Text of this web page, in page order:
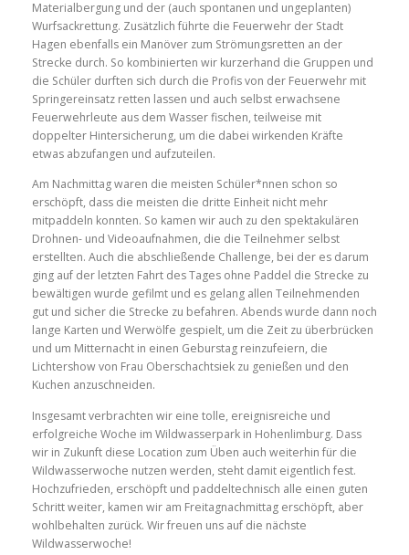
Materialbergung und der (auch spontanen und ungeplanten)
Wurfsackrettung. Zusätzlich führte die Feuerwehr der Stadt
Hagen ebenfalls ein Manöver zum Strömungsretten an der
Strecke durch. So kombinierten wir kurzerhand die Gruppen und
die Schüler durften sich durch die Profis von der Feuerwehr mit
Springereinsatz retten lassen und auch selbst erwachsene
Feuerwehrleute aus dem Wasser fischen, teilweise mit
doppelter Hintersicherung, um die dabei wirkenden Kräfte
etwas abzufangen und aufzuteilen.
Am Nachmittag waren die meisten Schüler*nnen schon so
erschöpft, dass die meisten die dritte Einheit nicht mehr
mitpaddeln konnten. So kamen wir auch zu den spektakulären
Drohnen- und Videoaufnahmen, die die Teilnehmer selbst
erstellten. Auch die abschließende Challenge, bei der es darum
ging auf der letzten Fahrt des Tages ohne Paddel die Strecke zu
bewältigen wurde gefilmt und es gelang allen Teilnehmenden
gut und sicher die Strecke zu befahren. Abends wurde dann noch
lange Karten und Werwölfe gespielt, um die Zeit zu überbrücken
und um Mitternacht in einen Geburstag reinzufeiern, die
Lichtershow von Frau Oberschachtsiek zu genießen und den
Kuchen anzuschneiden.
Insgesamt verbrachten wir eine tolle, ereignisreiche und
erfolgreiche Woche im Wildwasserpark in Hohenlimburg. Dass
wir in Zukunft diese Location zum Üben auch weiterhin für die
Wildwasserwoche nutzen werden, steht damit eigentlich fest.
Hochzufrieden, erschöpft und paddeltechnisch alle einen guten
Schritt weiter, kamen wir am Freitagnachmittag erschöpft, aber
wohlbehalten zurück. Wir freuen uns auf die nächste
Wildwasserwoche!